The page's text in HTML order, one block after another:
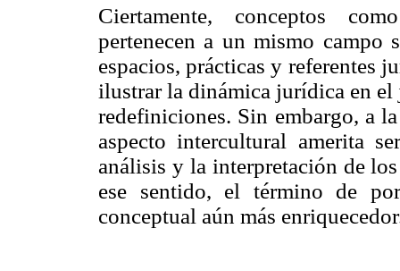
Ciertamente, conceptos
pertenecen a un mismo campo
espacios, prácticas y referentes
ilustrar la dinámica jurídica en
redefiniciones. Sin embargo, a
aspecto intercultural amerita
análisis y la interpretación de
ese sentido, el término de
conceptual aún más